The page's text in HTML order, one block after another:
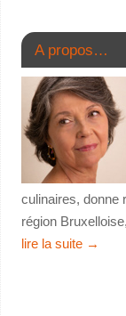
A propos…
culinaires, donne
région
lire la suite →